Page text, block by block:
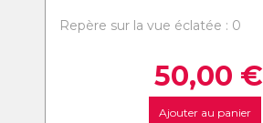
Repère sur la vue éclatée : 0
50,00 €
Ajouter au panier